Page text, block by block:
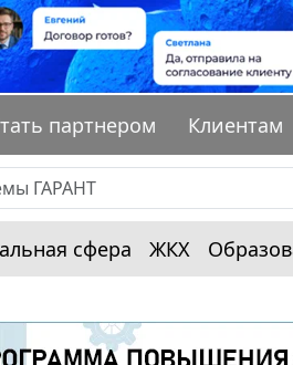
партнером Клиентам
сфера ЖКХ